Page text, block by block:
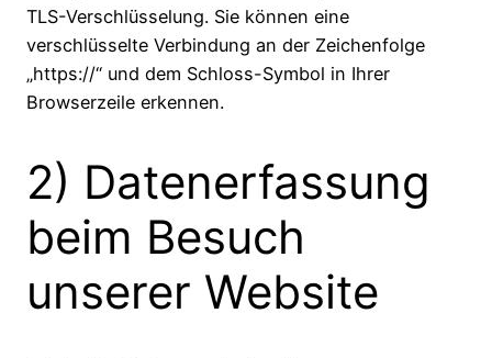
TLS-Verschlüsselung. Sie können eine
verschlüsselte Verbindung an der Zeichenfolge
„https://“ und dem Schloss-Symbol in Ihrer
Browserzeile erkennen.
2) Datenerfassung
beim Besuch
unserer Website